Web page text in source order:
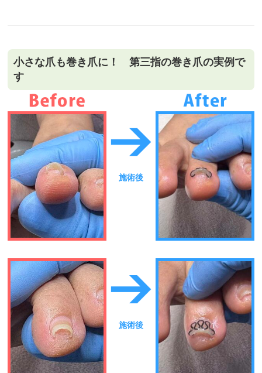
小さな爪も巻き爪に！ 第三指の巻き爪の実例で
す
施術後
施術後